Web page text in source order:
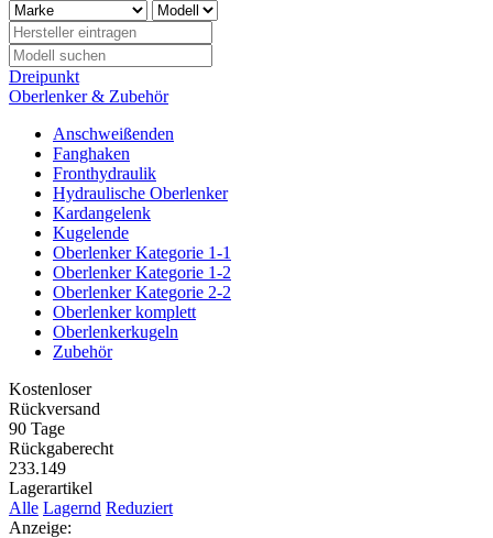
Dreipunkt
Oberlenker & Zubehör
Anschweißenden
Fanghaken
Fronthydraulik
Hydraulische Oberlenker
Kardangelenk
Kugelende
Oberlenker Kategorie 1-1
Oberlenker Kategorie 1-2
Oberlenker Kategorie 2-2
Oberlenker komplett
Oberlenkerkugeln
Zubehör
Kostenloser
Rückversand
90 Tage
Rückgaberecht
233.149
Lagerartikel
Alle Lagernd Reduziert
Anzeige: